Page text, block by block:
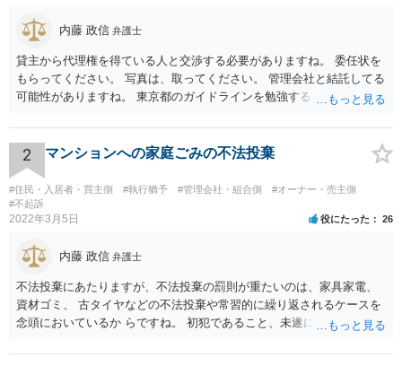
内藤 政信 弁護士
貸主から代理権を得ている人と交渉する必要がありますね。 委任状を
もらってください。 写真は、取ってください。 管理会社と結託してる
可能性がありますね。 東京都のガイドラインを勉強するといいでしょ
2 マンションへの家庭ごみの不法投棄
#住民・入居者・買主側 #執行猶予 #管理会社・組合側
#オーナー・売主側
#不起訴
2022年3月5日 役にたった 26
内藤 政信 弁護士
不法投棄にあたりますが、不法投棄の罰則が重たいのは、家具家電、
資材ゴミ、 古タイヤなどの不法投棄や常習的に繰り返されるケースを
念頭においているか らですね。 初犯であること、未遂に終わっている
ことはないでしょう。 様子見でいいでしょう。